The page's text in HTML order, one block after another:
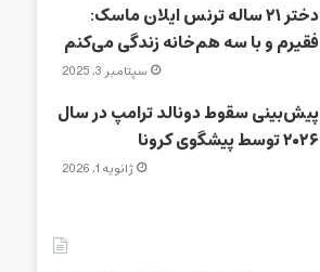
دختر ۲۱ ساله ترنس ایلان ماسک:
فقیرم و با سه هم‌خانه زندگی می‌کنم
سپتامبر 3, 2025
پیش‌بینی سقوط دونالد ترامپ در سال
۲۰۲۶ توسط پیشگوی کرونا
ژانویه 1, 2026